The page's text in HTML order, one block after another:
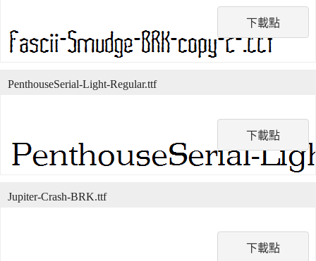
下載點
下載點
PenthouseSerial-Light-Regular.ttf
下載點
Jupiter-Crash-BRK.ttf